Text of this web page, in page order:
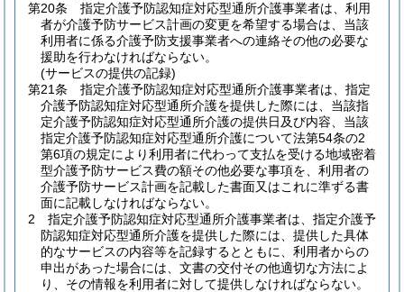
第20条
指定介護予防認知症対応型通所介護事業者は、利用
者が介護予防サービス計画の変更を希望する場合は、当該
利用者に係る介護予防支援事業者への連絡その他の必要な
援助を行わなければならない。
(サービスの提供の記録)
第21条
指定介護予防認知症対応型通所介護事業者は、指定
介護予防認知症対応型通所介護を提供した際には、当該指
定介護予防認知症対応型通所介護の提供日及び内容、当該
指定介護予防認知症対応型通所介護について法第54条の2
第6項の規定により利用者に代わって支払を受ける地域密着
型介護予防サービス費の額その他必要な事項を、利用者の
介護予防サービス計画を記載した書面又はこれに準ずる書
面に記載しなければならない。
2
指定介護予防認知症対応型通所介護事業者は、指定介護予
防認知症対応型通所介護を提供した際には、提供した具体
的なサービスの内容等を記録するとともに、利用者からの
申出があった場合には、文書の交付その他適切な方法によ
り、その情報を利用者に対して提供しなければならない。